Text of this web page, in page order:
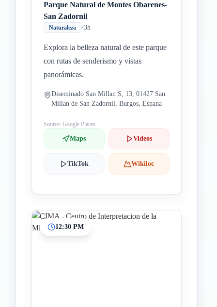
Parque Natural de Montes Obarenes-
San Zadornil
Naturaleza •3h
Explora la belleza natural de este parque
con rutas de senderismo y vistas
panorámicas.
Diseminado San Millan S, 13, 01427 San
Millan de San Zadornil, Burgos, Espana
Source: Google Places
Maps Videos
TikTok Wikiloc
12:30 PM